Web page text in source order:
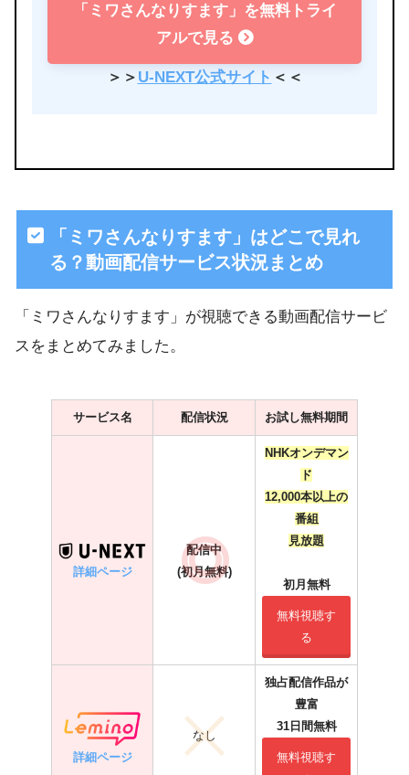
「ミワさんなりすます」を無料トライ
アルで見る
＞＞ U-NEXT公式サイト ＜＜
「ミワさんなりすます」はどこで見れ
る？動画配信サービス状況まとめ
「ミワさんなりすます」が視聴できる動画配信サービ
スをまとめてみました。
サービス名 配信状況 お試し無料期間
詳細ページ
配信中
(初月無料)
NHKオンデマン
ド
12,000本以上の
番組
見放題
初月無料
無料視聴す
る
詳細ページ
なし
独占配信作品が
豊富
31日間無料
無料視聴す